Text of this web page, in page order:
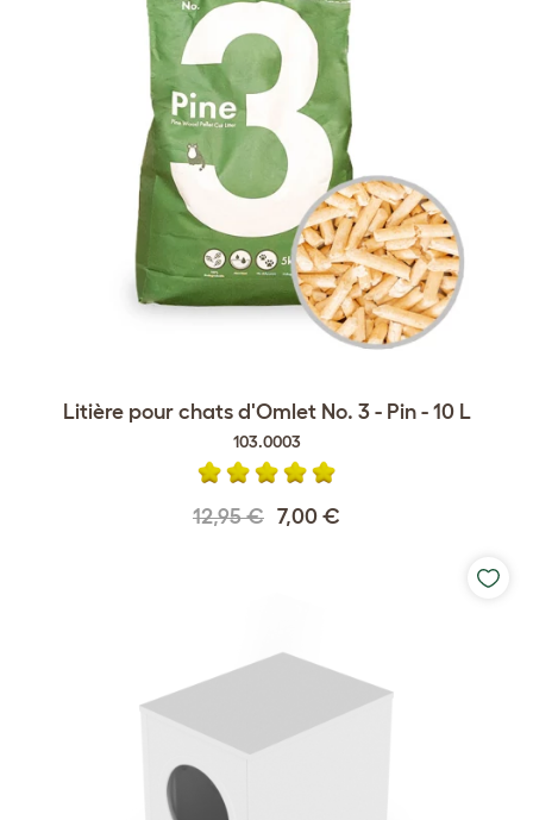
Litière pour chats d'Omlet No. 3 - Pin - 10 L
103.0003
12,95 € 7,00 €